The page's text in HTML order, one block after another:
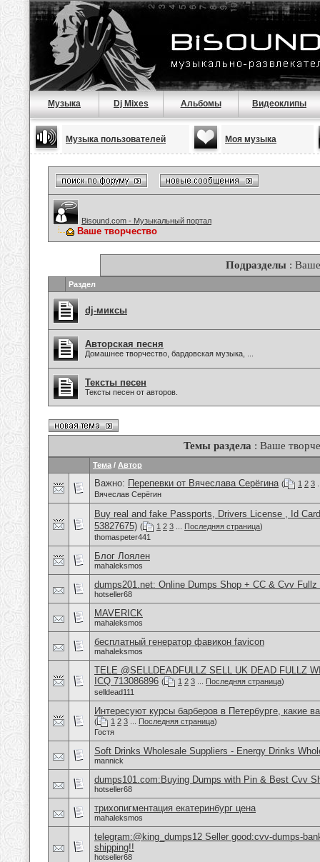
Музыка Dj Mixes Альбомы Видеоклипы
Музыка пользователей Моя музыка
Bisound.com - Музыкальный портал
Ваше творчество
Подразделы :
Раздел
dj-миксы
Авторская песня
Домашнее творчество, бардовская музыка, ...
Тексты песен
Тексты песен от авторов.
Темы раздела : Ваше
Тема / Автор
Важно: Перепевки от Вячеслава Серёгина ( 1 2 3
Вячеслав Серёгин
Buy real and fake Passports, Drivers License , Id
53827675) ( 1 2 3 Последняя страница)
thomaspeter441
Блог Лоялен
mahaleksmos
dumps201.net: Online Dumps Shop + CC & Cvv
hotseller68
MAVERICK
mahaleksmos
бесплатный генератор фавикон favicon
mahaleksmos
TELE @SELLDEADFULLZ SELL UK DEAD FULLZ
ICQ 713086896 ( 1 2 3 Последняя страница)
selldead111
Интересуют курсы барберов в Петербурге, какие
( 1 2 3 Последняя страница)
Гостя
Soft Drinks Wholesale Suppliers - Energy Drinks
mannick
dumps101.com:Buying Dumps with Pin & Best Cvv
hotseller68
трихопигментация екатеринбург цена
mahaleksmos
telegram:@king_dumps12 Seller good:cvv-dumps-
shipping!!
hotseller68